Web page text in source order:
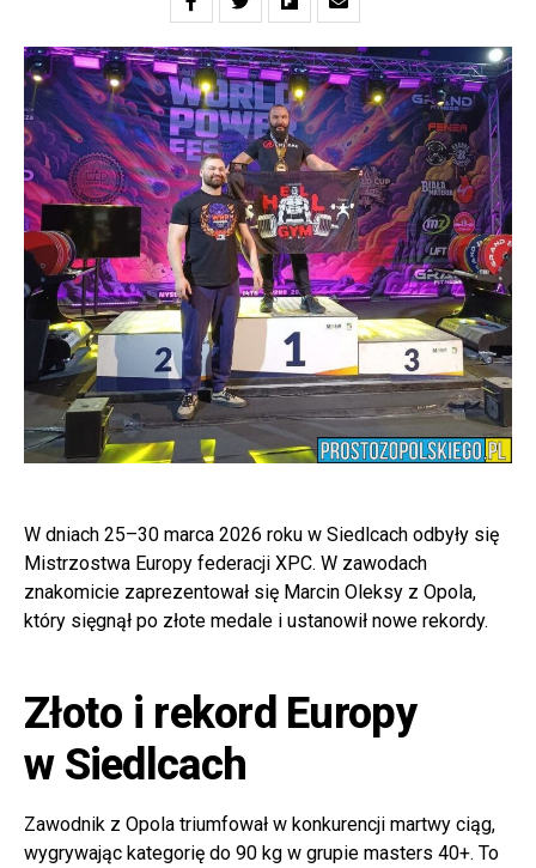
W dniach 25–30 marca 2026 roku w Siedlcach odbyły się
Mistrzostwa Europy federacji XPC. W zawodach
znakomicie zaprezentował się Marcin Oleksy z Opola,
który sięgnął po złote medale i ustanowił nowe rekordy.
Złoto i rekord Europy
w Siedlcach
Zawodnik z Opola triumfował w konkurencji martwy ciąg,
wygrywając kategorię do 90 kg w grupie masters 40+. To